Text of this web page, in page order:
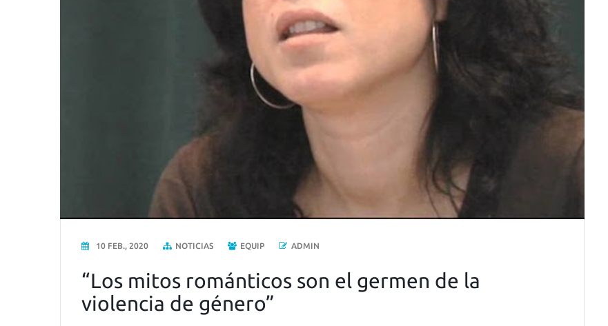
10 FEB., 2020 NOTICIAS EQUIP ADMIN
“Los mitos románticos son el germen de la
violencia de género”